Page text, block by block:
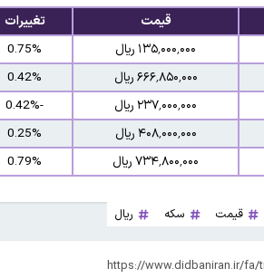
قیمت تغییرات
۱۳۵٬۰۰۰٬۰۰۰ ریال 0.75%
۶۶۶٬۸۵۰٬۰۰۰ ریال 0.42%
۲۳۷٬۰۰۰٬۰۰۰ ریال -0.42%
۴۰۸٬۰۰۰٬۰۰۰ ریال 0.25%
۷۳۴٬۸۰۰٬۰۰۰ ریال 0.79%
قیمت سکه ریال